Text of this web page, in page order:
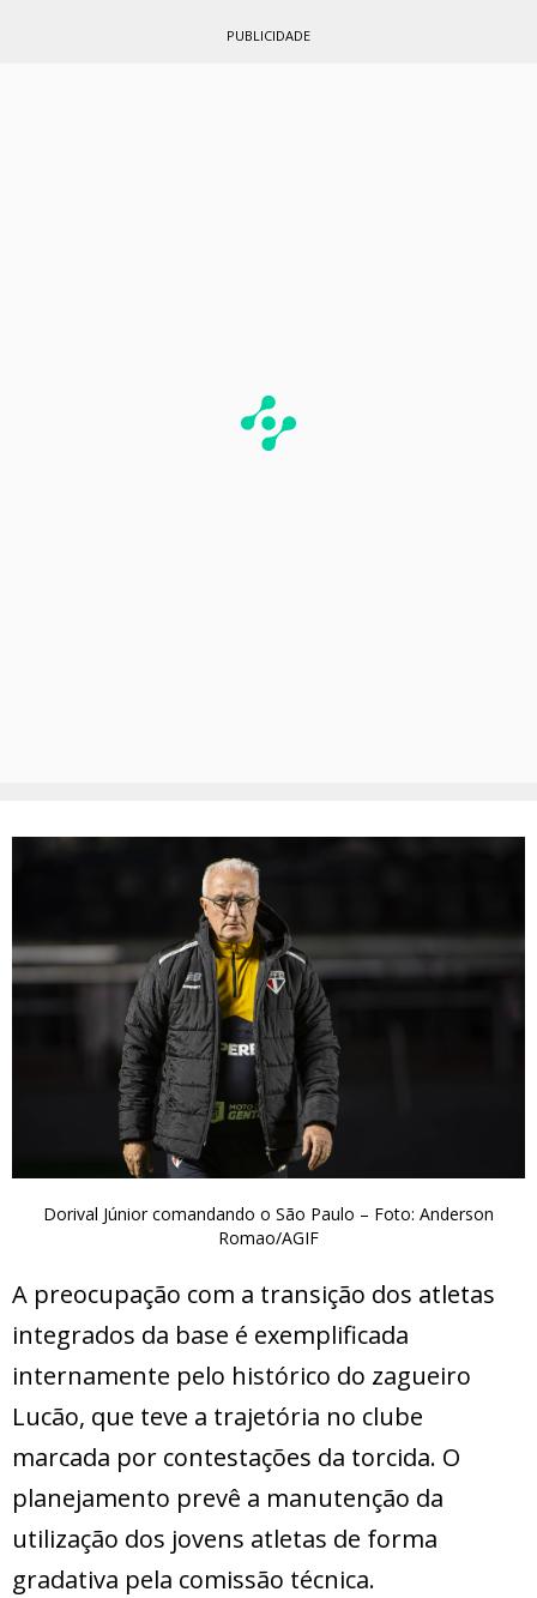
PUBLICIDADE
Dorival Júnior comandando o São Paulo – Foto: Anderson
Romao/AGIF
A preocupação com a transição dos atletas
integrados da base é exemplificada
internamente pelo histórico do zagueiro
Lucão, que teve a trajetória no clube
marcada por contestações da torcida. O
planejamento prevê a manutenção da
utilização dos jovens atletas de forma
gradativa pela comissão técnica.